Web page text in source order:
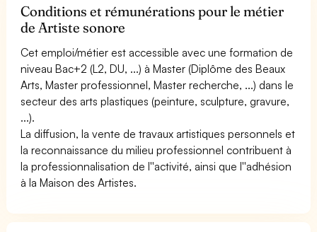
Conditions et rémunérations pour le métier
de Artiste sonore
Cet emploi/métier est accessible avec une formation de
niveau Bac+2 (L2, DU, ...) à Master (Diplôme des Beaux
Arts, Master professionnel, Master recherche, ...) dans le
secteur des arts plastiques (peinture, sculpture, gravure,
...).
La diffusion, la vente de travaux artistiques personnels et
la reconnaissance du milieu professionnel contribuent à
la professionnalisation de l''activité, ainsi que l''adhésion
à la Maison des Artistes.